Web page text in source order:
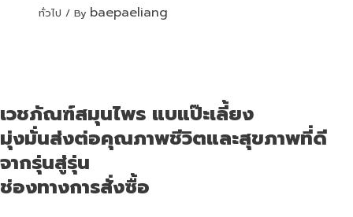
ทั่วไป / By baepaeliang
เวชภัณฑ์สมุนไพร แบแป๊ะเลี้ยง
มุ่งมั่นส่งต่อคุณภาพชีวิตและสุขภาพที่ดี
จากรุ่นสู่รุ่น
ช่องทางการสั่งซื้อ